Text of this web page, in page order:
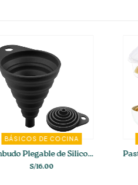
BÁSICOS DE COCINA
Embudo Plegable de Silicona
S/16.00